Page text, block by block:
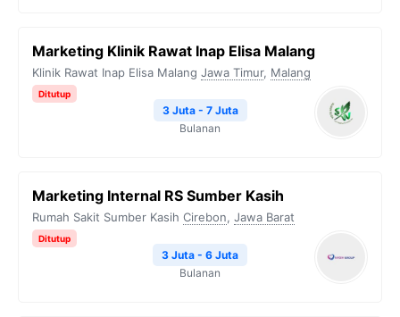
Marketing Klinik Rawat Inap Elisa Malang
Klinik Rawat Inap Elisa Malang Jawa Timur, Malang
Ditutup
3 Juta - 7 Juta
Bulanan
Marketing Internal RS Sumber Kasih
Rumah Sakit Sumber Kasih Cirebon, Jawa Barat
Ditutup
3 Juta - 6 Juta
Bulanan